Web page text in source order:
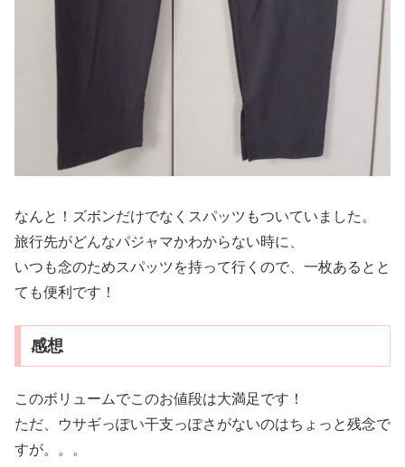
なんと！ズボンだけでなくスパッツもついていました。
旅行先がどんなパジャマかわからない時に、
いつも念のためスパッツを持って行くので、一枚あるとと
ても便利です！
感想
このボリュームでこのお値段は大満足です！
ただ、ウサギっぽい干支っぽさがないのはちょっと残念で
すが。。。